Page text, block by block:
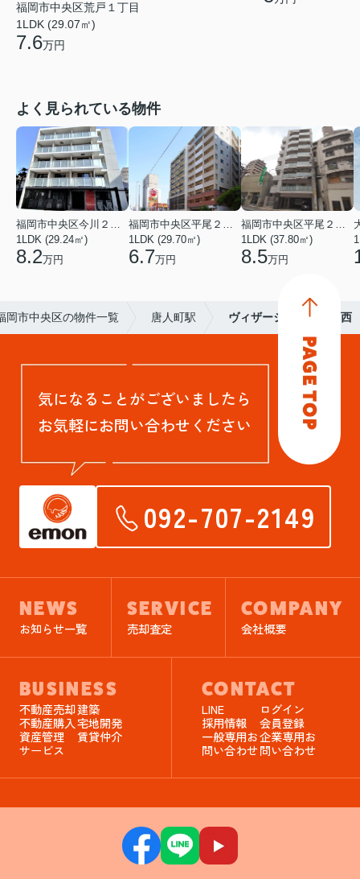
福岡市中央区荒戸１丁目
1LDK (29.07㎡)
7.6万円
よく見られている物件
1LDK (29.24㎡)
8.2万円
1LDK (29.70㎡)
6.7万円
1LDK (37.80㎡)
8.5万円
岡市中央区の物件一覧 唐人町駅 ヴィザージュ大濠公園西
気になることがございましたら
お気軽にお問い合わせください
092-707-2149
NEWS
お知らせ一覧
SERVICE
売却査定
COMPANY
会社概要
BUSINESS
不動産売却建築
不動産購入宅地開発
資産管理
サービス
賃貸仲介
CONTACT
LINE
ログイン
採用情報
会員登録
一般専用お
問い合わせ
企業専用お
問い合わせ